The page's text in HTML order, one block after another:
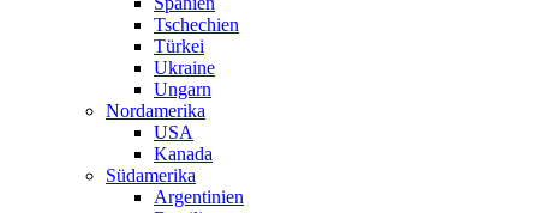
Tschechien
Türkei
Ukraine
Ungarn
Nordamerika
USA
Kanada
Südamerika
Argentinien